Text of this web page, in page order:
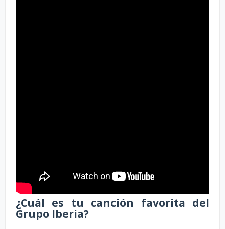
¿Cuál es tu canción favorita del
Grupo Iberia?